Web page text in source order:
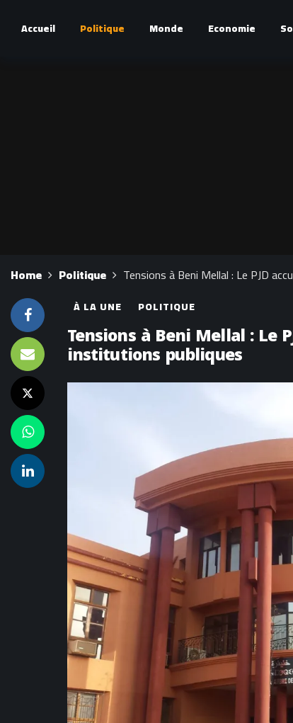
Accueil Politique Monde Economie
Home Politique Tensions à Beni Mellal : Le PJD
À LA UNE POLITIQUE
Tensions à Beni Mellal : Le
institutions publiques